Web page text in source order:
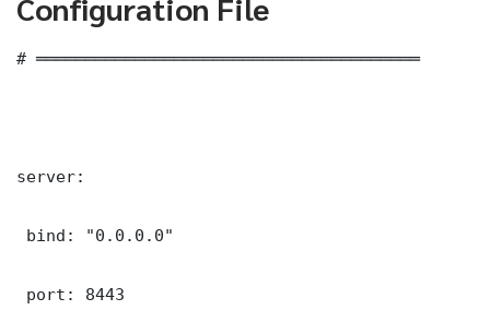
# ═══════════════════════════════════════
server:
bind: "0.0.0.0"
port: 8443